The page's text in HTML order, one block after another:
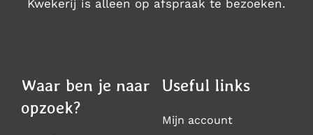
Kwekerij is alleen op afspraak te bezoeken.
Waar ben je naar
opzoek?
Useful links
Mijn account